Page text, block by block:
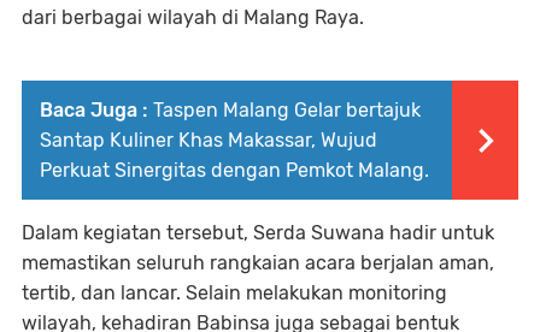
dari berbagai wilayah di Malang Raya.
Baca Juga : Taspen Malang Gelar bertajuk
Santap Kuliner Khas Makassar, Wujud
Perkuat Sinergitas dengan Pemkot Malang.
Dalam kegiatan tersebut, Serda Suwana hadir untuk
memastikan seluruh rangkaian acara berjalan aman,
tertib, dan lancar. Selain melakukan monitoring
wilayah, kehadiran Babinsa juga sebagai bentuk